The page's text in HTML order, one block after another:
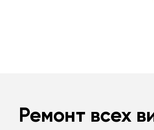
Ремонт всех